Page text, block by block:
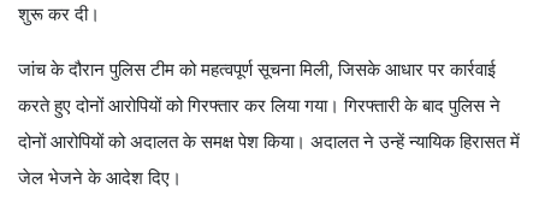
शुरू कर दी।
जांच के दौरान पुलिस टीम को महत्वपूर्ण सूचना मिली, जिसके आधार पर कार्रवाई
करते हुए दोनों आरोपियों को गिरफ्तार कर लिया गया। गिरफ्तारी के बाद पुलिस ने
दोनों आरोपियों को अदालत के समक्ष पेश किया। अदालत ने उन्हें न्यायिक हिरासत में
जेल भेजने के आदेश दिए।